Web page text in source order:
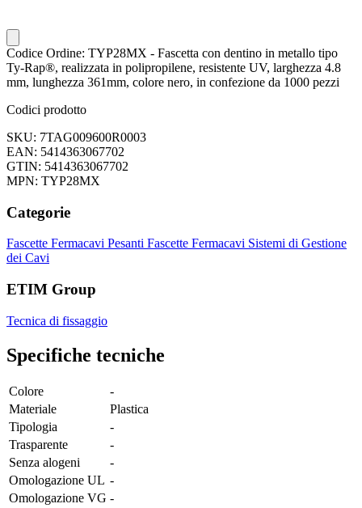
Codice Ordine: TYP28MX - Fascetta con dentino in metallo tipo
Ty-Rap®, realizzata in polipropilene, resistente UV, larghezza 4.8
mm, lunghezza 361mm, colore nero, in confezione da 1000 pezzi
Codici prodotto
SKU: 7TAG009600R0003
EAN: 5414363067702
GTIN: 5414363067702
MPN: TYP28MX
Categorie
Fascette Fermacavi Pesanti Fascette Fermacavi Sistemi di Gestione
dei Cavi
ETIM Group
Tecnica di fissaggio
Specifiche tecniche
Colore
-
Materiale
Plastica
Tipologia
-
Trasparente
-
Senza alogeni
-
Omologazione UL -
Omologazione VG -